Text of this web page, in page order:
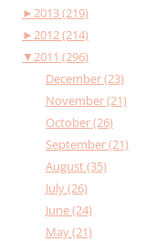
►2013 (219)
►2012 (214)
▼2011 (296)
December (23)
November (21)
October (26)
September (21)
August (35)
July (26)
June (24)
May (21)